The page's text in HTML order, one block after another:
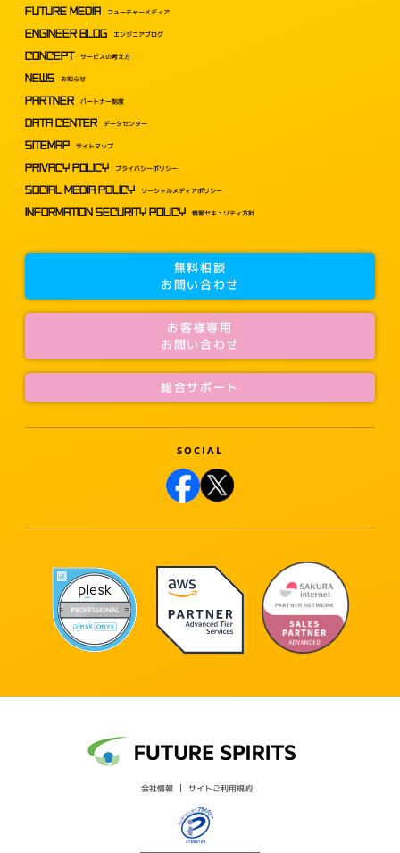
FUTURE MEDIA フューチャーメディア
ENGINEER BLOG エンジニアブログ
CONCEPT サービスの考え方
NEWS お知らせ
PARTNER パートナー制度
DATA CENTER データセンター
SITEMAP サイトマップ
PRIVACY POLICY プライバシーポリシー
SOCIAL MEDIA POLICY ソーシャルメディアポリシー
INFORMATION SECURITY POLICY 情報セキュリティ方針
無料相談
お問い合わせ
お客様専用
お問い合わせ
総合サポート
会社情報 サイトご利用規約